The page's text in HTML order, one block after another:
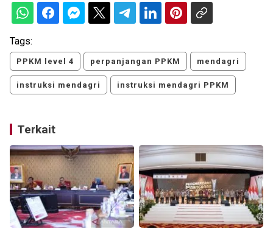
Tags:
PPKM level 4 perpanjangan PPKM mendagri
instruksi mendagri instruksi mendagri PPKM
Terkait